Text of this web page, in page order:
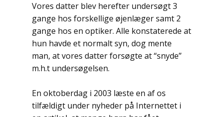
Vores datter blev herefter undersøgt 3
gange hos forskellige øjenlæger samt 2
gange hos en optiker. Alle konstaterede at
hun havde et normalt syn, dog mente
man, at vores datter forsøgte at “snyde”
m.h.t undersøgelsen.
En oktoberdag i 2003 læste en af os
tilfældigt under nyheder på Internettet i